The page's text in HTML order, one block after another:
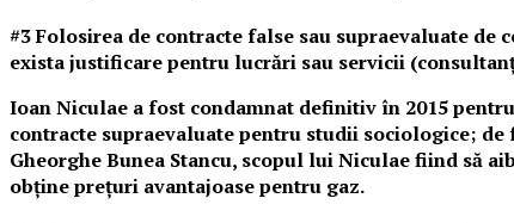
#3 Folosirea de contracte false sau supraevaluate
exista justificare pentru lucrări sau servicii
Ioan Niculae a fost condamnat definitiv în 2015
contracte supraevaluate pentru studii sociologice; de
Gheorghe Bunea Stancu, scopul lui Niculae fiind să
obține prețuri avantajoase pentru gaz.